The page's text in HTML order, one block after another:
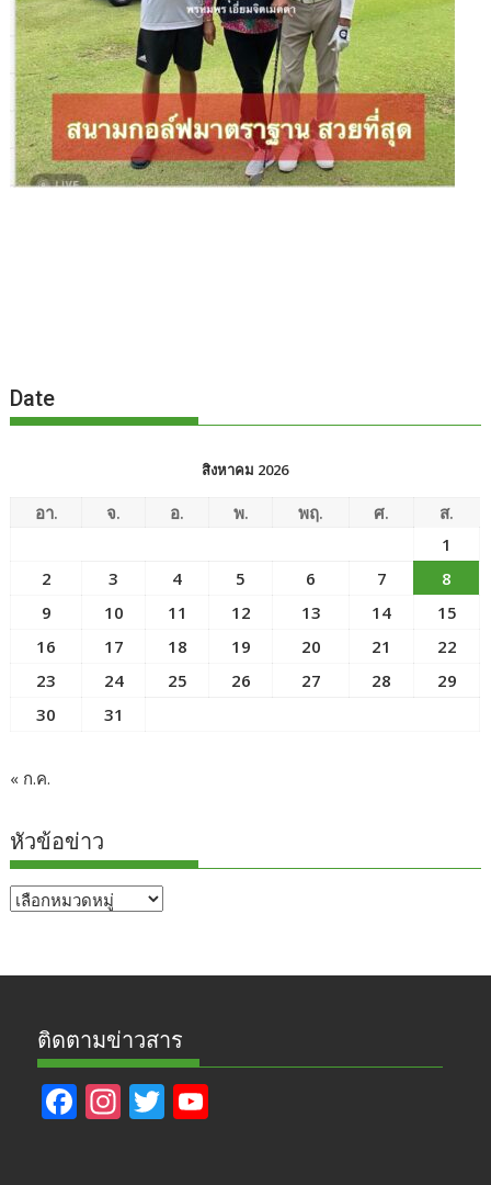
Date
สิงหาคม 2026
อา. จ. อ. พ. พฤ. ศ.
ส.
1
2
3 4 5 6 7
8
9
10 11 12 13 14
15
16
17 18 19 20 21
22
23
24 25 26 27 28
29
30
31
« ก.ค.
หัวข้อข่าว
หัวข้อ
ติดตามข่าวสาร
F In T